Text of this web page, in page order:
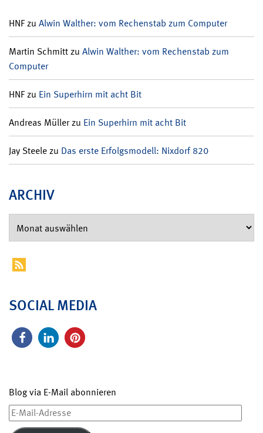
HNFzu Alwin Walther: vom Rechenstab zum Computer
Martin Schmittzu Alwin Walther: vom Rechenstab zum
Computer
HNFzu Ein Superhirn mit acht Bit
Andreas Müllerzu Ein Superhirn mit acht Bit
Jay Steelezu Das erste Erfolgsmodell: Nixdorf 820
ARCHIV
SOCIAL MEDIA
Blog via E-Mail abonnieren
E-
Mail-